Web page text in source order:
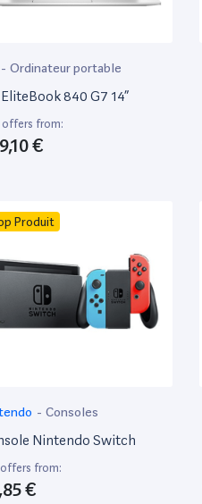
- Ordinateur portable
840 G7 14”
offers from:
€
Produit
- Consoles
Nintendo Switch
offers from:
€